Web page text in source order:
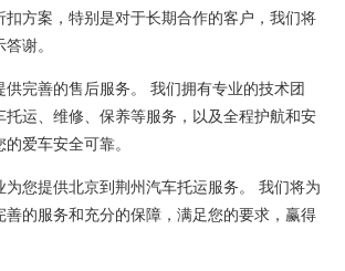
扣方案，特别是对于长期合作的客户，我们将
谢。
供完善的售后服务。 我们拥有专业的技术团
托运、维修、保养等服务，以及全程护航和安
爱车安全可靠。
为您提供北京到荆州汽车托运服务。 我们将为
善的服务和充分的保障，满足您的要求，赢得